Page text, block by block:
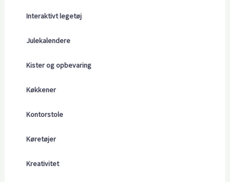
Interaktivt legetøj
Julekalendere
Kister og opbevaring
Køkkener
Kontorstole
Køretøjer
Kreativitet